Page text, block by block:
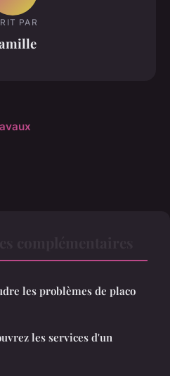
PAR
les problèmes de placo
les services d'un